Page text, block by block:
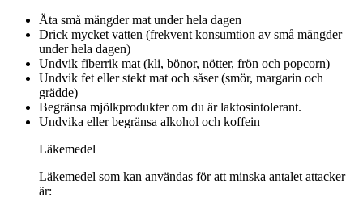
Äta små mängder mat under hela dagen
Drick mycket vatten (frekvent konsumtion av små mängder
under hela dagen)
Undvik fiberrik mat (kli, bönor, nötter, frön och popcorn)
Undvik fet eller stekt mat och såser (smör, margarin och
grädde)
Begränsa mjölkprodukter om du är laktosintolerant.
Undvika eller begränsa alkohol och koffein
Läkemedel
Läkemedel som kan användas för att minska antalet attacker
är: